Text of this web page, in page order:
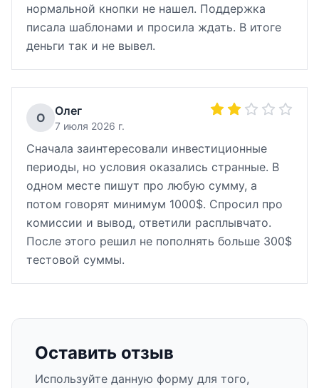
нормальной кнопки не нашел. Поддержка
писала шаблонами и просила ждать. В итоге
деньги так и не вывел.
О Олег
7 июля 2026 г.
Сначала заинтересовали инвестиционные
периоды, но условия оказались странные. В
одном месте пишут про любую сумму, а
потом говорят минимум 1000$. Спросил про
комиссии и вывод, ответили расплывчато.
После этого решил не пополнять больше 300$
тестовой суммы.
Оставить отзыв
Используйте данную форму для того,